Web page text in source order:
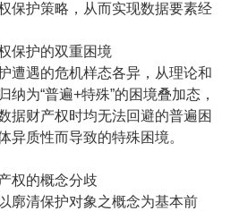
保护策略，从而实现数据要素经
保护的双重困境
遭遇的危机样态各异，从理论和
纳为“普遍+特殊”的困境叠加态，
据财产权时均无法回避的普遍困
异质性而导致的特殊困境。
权的概念分歧
廓清保护对象之概念为基本前